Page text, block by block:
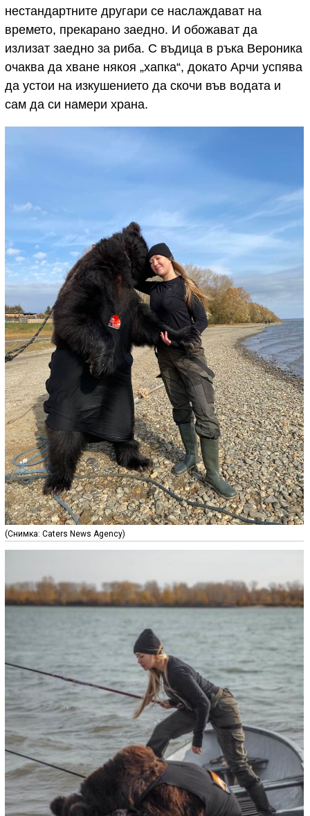
нестандартните другари се наслаждават на
времето, прекарано заедно. И обожават да
излизат заедно за риба. С въдица в ръка Вероника
очаква да хване някоя „хапка“, докато Арчи успява
да устои на изкушението да скочи във водата и
сам да си намери храна.
(Снимка: Caters News Agency)